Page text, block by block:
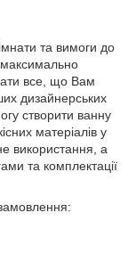
та вимоги до
все, що Вам
дизайнерських
створити ванну
матеріалів у
використання, а
та комплектації